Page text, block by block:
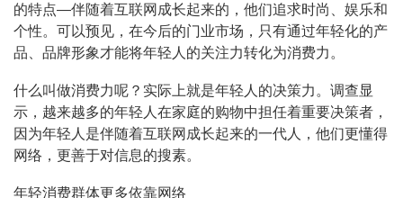
的特点—伴随着互联网成长起来的，他们追求时尚、娱乐和
个性。可以预见，在今后的门业市场，只有通过年轻化的产
品、品牌形象才能将年轻人的关注力转化为消费力。
什么叫做消费力呢？实际上就是年轻人的决策力。调查显
示，越来越多的年轻人在家庭的购物中担任着重要决策者，
因为年轻人是伴随着互联网成长起来的一代人，他们更懂得
网络，更善于对信息的搜素。
年轻消费群体更多依靠网络